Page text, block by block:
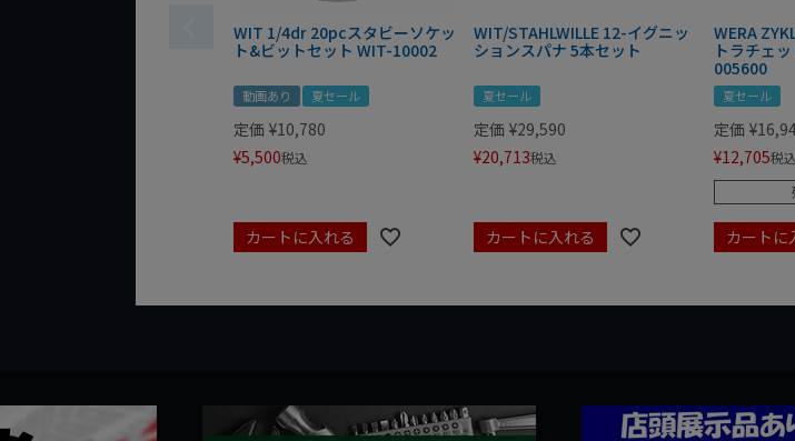
WIT 1/4dr 20pcスタビーソケッ
ト&ビットセット WIT-10002
動画あり 夏セール
定価 ¥10,780
¥5,500税込
カートに入れる
WIT/STAHLWILLE 12-イグニッ
ションスパナ 5本セット
夏セール
定価 ¥29,590
¥20,713税込
カートに入れる
WERA
トラチェ
005600
夏セール
定価 ¥
¥12,705税込
カートに